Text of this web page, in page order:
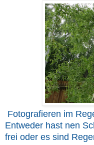
Fotografieren im
Entweder hast nen
frei oder es sind